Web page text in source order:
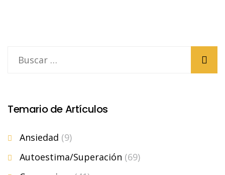
Temario de Artículos
Ansiedad (9)
Autoestima/Superación (69)